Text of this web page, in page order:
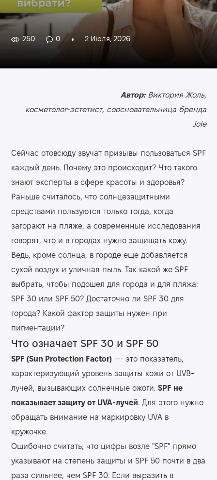
250 0 2 Июля, 2026
Автор:Виктория Жоль,
косметолог-эстетист, соосновательница бренда
Jole
Сейчас отовсюду звучат призывы пользоваться SPF
каждый день. Почему это происходит? Что такого
знают эксперты в сфере красоты и здоровья?
Раньше считалось, что солнцезащитными
средствами пользуются только тогда, когда
загорают на пляже, а современные исследования
говорят, что и в городах нужно защищать кожу.
Ведь, кроме солнца, в городе еще добавляется
сухой воздух и уличная пыль. Так какой же SPF
выбрать, чтобы подошел для города и для пляжа:
SPF 30 или SPF 50? Достаточно ли SPF 30 для
города? Какой фактор защиты нужен при
пигментации?
Что означает SPF 30 и SPF 50
SPF (Sun Protection Factor)— это показатель,
характеризующий уровень защиты кожи от UVB-
лучей, вызывающих солнечные ожоги. SPF не
показывает защиту от UVA-лучей. Для этого нужно
обращать внимание на маркировку UVA в
кружочке.
Ошибочно считать, что цифры возле "SPF" прямо
указывают на степень защиты и SPF 50 почти в два
раза сильнее, чем SPF 30. Если выразить в